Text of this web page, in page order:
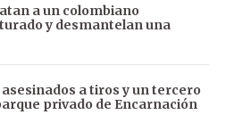
a un colombiano
y desmantelan una
a tiros y un tercero
privado de Encarnación